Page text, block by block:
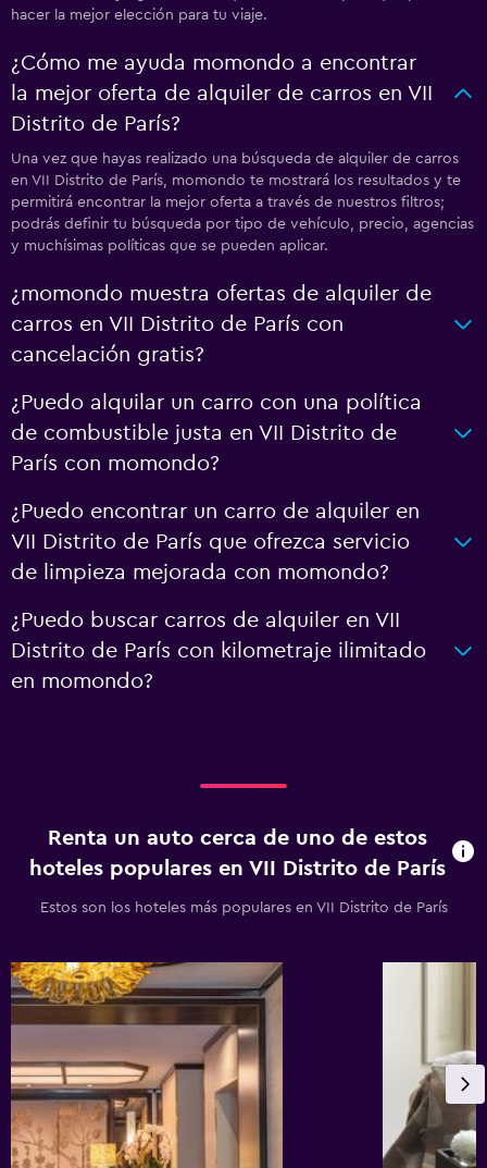
hacer la mejor elección para tu viaje.
¿Cómo me ayuda momondo a encontrar
la mejor oferta de alquiler de carros en VII
Distrito de París?
Una vez que hayas realizado una búsqueda de alquiler de carros
en VII Distrito de París, momondo te mostrará los resultados y te
permitirá encontrar la mejor oferta a través de nuestros filtros;
podrás definir tu búsqueda por tipo de vehículo, precio, agencias
y muchísimas políticas que se pueden aplicar.
¿momondo muestra ofertas de alquiler de
carros en VII Distrito de París con
cancelación gratis?
¿Puedo alquilar un carro con una política
de combustible justa en VII Distrito de
París con momondo?
¿Puedo encontrar un carro de alquiler en
VII Distrito de París que ofrezca servicio
de limpieza mejorada con momondo?
¿Puedo buscar carros de alquiler en VII
Distrito de París con kilometraje ilimitado
en momondo?
Renta un auto cerca de uno de estos
hoteles populares en VII Distrito de París
Estos son los hoteles más populares en VII Distrito de París